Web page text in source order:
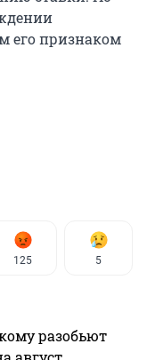
его признаком
125 5
разобьют